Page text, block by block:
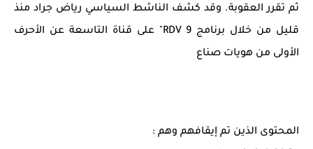
ثم تقرر العقوبة. وقد كشف الناشط السياسي رياض جراد منذ
قليل من خلال برنامج 9 RDV" على قناة التاسعة عن الأحرف
الأولى من هويات صناع
المحتوى الذين تم إيقافهم وهم :